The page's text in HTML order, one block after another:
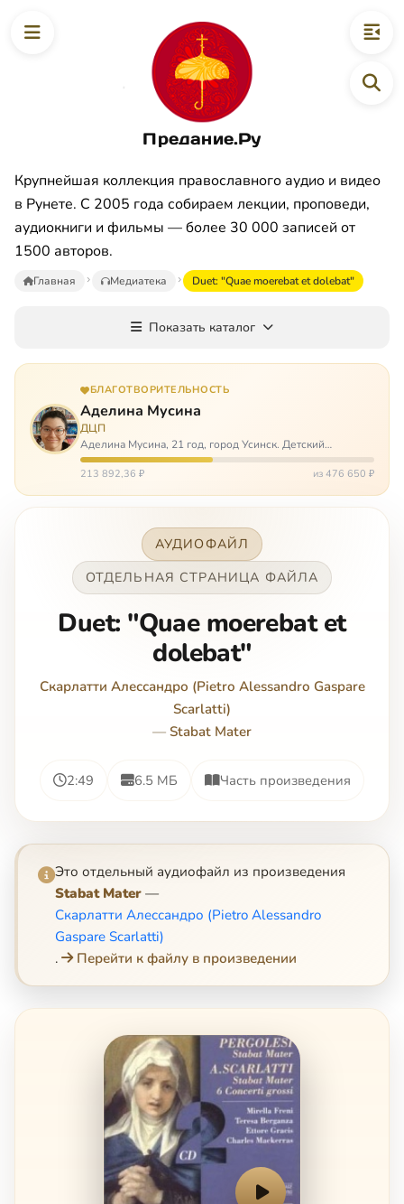
Предание.Ру
Крупнейшая коллекция православного аудио и видео
в Рунете. С 2005 года собираем лекции, проповеди,
аудиокниги и фильмы — более 30 000 записей от
1500 авторов.
Главная Медиатека Duet: "Quae moerebat et dolebat"
Показать каталог
БЛАГОТВОРИТЕЛЬНОСТЬ
Аделина Мусина
ДЦП
Аделина Мусина, 21 год, город Усинск. Детский
церебральный паралич, передвигается на ходунках или
коляске. Аделине требуется помощь, чтобы ноги
213 892,36 ₽ из 476 650 ₽
АУДИОФАЙЛ
ОТДЕЛЬНАЯ СТРАНИЦА ФАЙЛА
Duet: "Quae moerebat et
dolebat"
Скарлатти Алессандро (Pietro Alessandro Gaspare
Scarlatti)
— Stabat Mater
2:49 6.5 МБ Часть произведения
Это отдельный аудиофайл из произведения
Stabat Mater —
Скарлатти Алессандро (Pietro Alessandro
Gaspare Scarlatti)
.
Перейти к файлу в произведении